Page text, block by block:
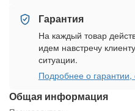
Общая информация
Гарантия
На каждый товар
идем навстречу
ситуации.
Подробнее о